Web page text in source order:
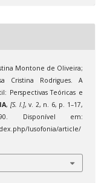
Montone de Oliveira;
Cristina Rodrigues. A
Perspectivas Teóricas e
, [S. l.], v. 2, n. 6, p. 1–17,
Disponível em:
lusofonia/article/